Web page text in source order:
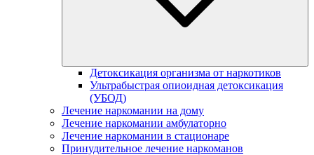
Детоксикация организма от наркотиков
Ультрабыстрая опиоидная детоксикация
(УБОД)
Лечение наркомании на дому
Лечение наркомании амбулаторно
Лечение наркомании в стационаре
Принудительное лечение наркоманов